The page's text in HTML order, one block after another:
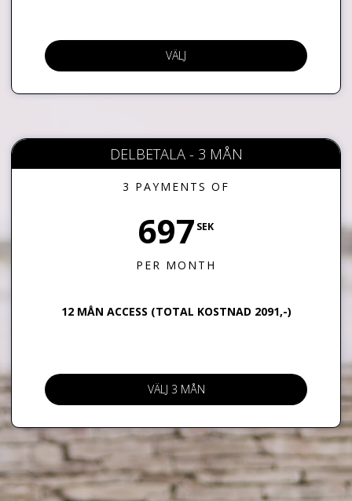
VÄLJ
DELBETALA - 3 MÅN
3 PAYMENTS OF
697 SEK
PER MONTH
12 MÅN ACCESS (TOTAL KOSTNAD 2091,-)
VÄLJ 3 MÅN